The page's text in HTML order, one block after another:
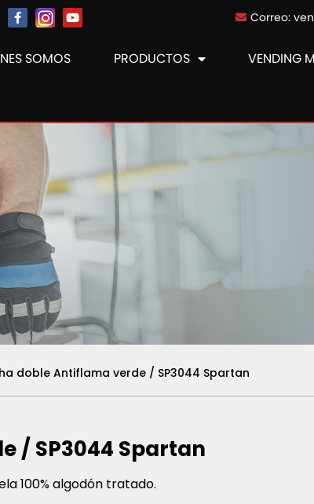
Correo:
SOMOS PRODUCTOS
VENDING
doble Antiflama verde / SP3044 Spartan
/ SP3044 Spartan
100% algodón tratado.